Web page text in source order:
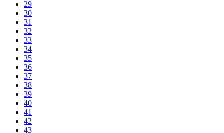
29
30
31
32
33
34
35
36
37
38
39
40
41
42
43